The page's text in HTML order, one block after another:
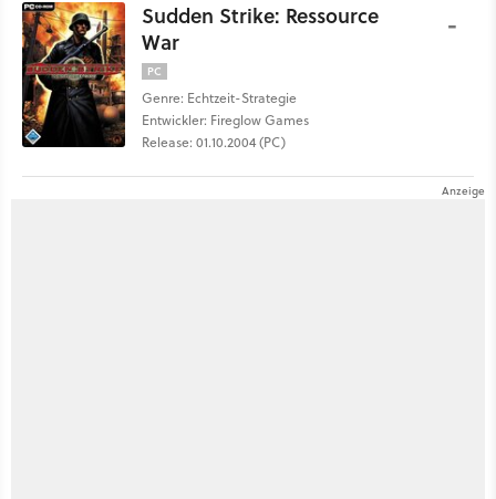
Sudden Strike: Ressource
War
PC
Genre: Echtzeit-Strategie
Entwickler: Fireglow Games
Release: 01.10.2004 (PC)
-